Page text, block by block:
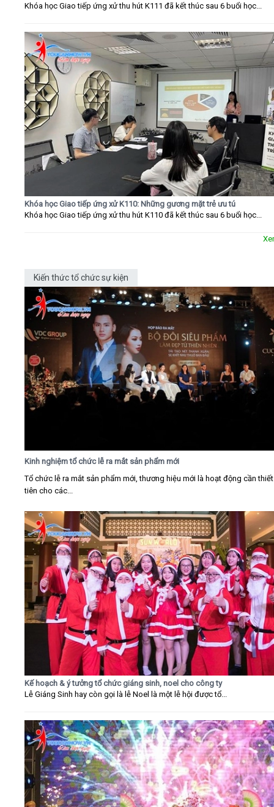
Khóa học Giao tiếp ứng xử thu hút K111 đã kết thúc sau 6 buổi học...
Khóa học Giao tiếp ứng xử K110: Những gương mặt trẻ ưu tú
Khóa học Giao tiếp ứng xử thu hút K110 đã kết thúc sau 6 buổi học...
Kiến thức tổ chức sự kiện
Kinh nghiệm tổ chức lễ ra mắt sản phẩm mới
Tổ chức lễ ra mắt sản phẩm mới, thương hiệu mới là hoạt động cần
tiên cho các...
Kế hoạch & ý tưởng tổ chức giáng sinh, noel cho công ty
Lễ Giáng Sinh hay còn gọi là lễ Noel là một lễ hội được tổ...